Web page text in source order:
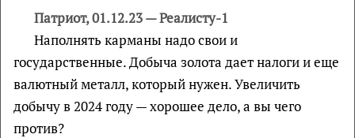
Патриот, 01.12.23 — Реалисту-1
Наполнять карманы надо свои и
государственные. Добыча золота дает налоги и еще
валютный металл, который нужен. Увеличить
добычу в 2024 году — хорошее дело, а вы чего
против?